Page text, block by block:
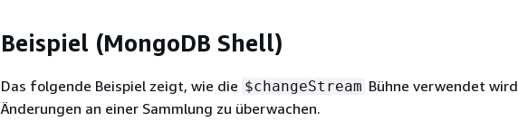
Beispiel (MongoDB Shell)
Das folgende Beispiel zeigt, wie die $changeStream Bühne verwendet
Änderungen an einer Sammlung zu überwachen.